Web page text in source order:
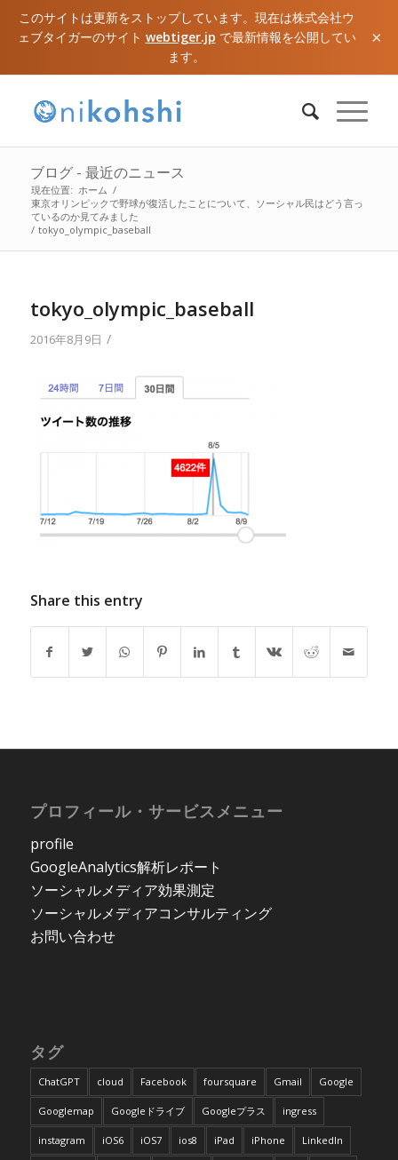
このサイトは更新をストップしています。現在は株式会社ウ
ェブタイガーのサイト webtiger.jp で最新情報を公開してい
ます。
×
ブログ - 最近のニュース
現在位置: ホーム /
東京オリンピックで野球が復活したことについて、ソーシャル民はどう言っ
ているのか見てみました
/ tokyo_olympic_baseball
tokyo_olympic_baseball
2016年8月9日 /
Share this entry
プロフィール・サービスメニュー
profile
GoogleAnalytics解析レポート
ソーシャルメディア効果測定
ソーシャルメディアコンサルティング
お問い合わせ
タグ
ChatGPT cloud Facebook foursquare Gmail Google
Googlemap Googleドライブ Googleプラス ingress
instagram iOS6 iOS7 ios8 iPad iPhone LinkedIn